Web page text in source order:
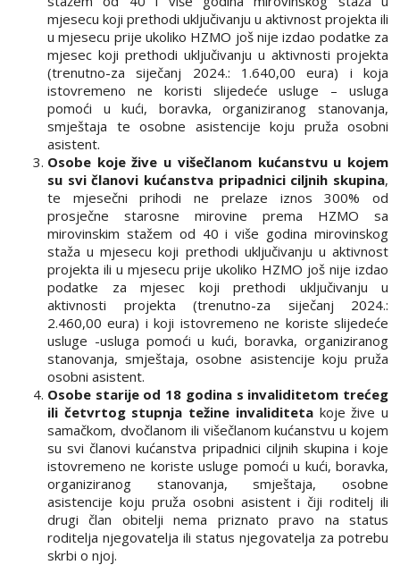
mjesecu koji prethodi uključivanju u aktivnost projekta ili
u mjesecu prije ukoliko HZMO još nije izdao podatke za
mjesec koji prethodi uključivanju u aktivnosti projekta
(trenutno-za siječanj 2024.: 1.640,00 eura) i koja
istovremeno ne koristi slijedeće usluge – usluga
pomoći u kući, boravka, organiziranog stanovanja,
smještaja te osobne asistencije koju pruža osobni
asistent.
Osobe koje žive u višečlanom kućanstvu u kojem
su svi članovi kućanstva pripadnici ciljnih skupina,
te mjesečni prihodi ne prelaze iznos 300% od
prosječne starosne mirovine prema HZMO sa
mirovinskim stažem od 40 i više godina mirovinskog
staža u mjesecu koji prethodi uključivanju u aktivnost
projekta ili u mjesecu prije ukoliko HZMO još nije izdao
podatke za mjesec koji prethodi uključivanju u
aktivnosti projekta (trenutno-za siječanj 2024.:
2.460,00 eura) i koji istovremeno ne koriste slijedeće
usluge -usluga pomoći u kući, boravka, organiziranog
stanovanja, smještaja, osobne asistencije koju pruža
osobni asistent.
Osobe starije od 18 godina s invaliditetom trećeg
ili četvrtog stupnja težine invaliditeta koje žive u
samačkom, dvočlanom ili višečlanom kućanstvu u kojem
su svi članovi kućanstva pripadnici ciljnih skupina i koje
istovremeno ne koriste usluge pomoći u kući, boravka,
organiziranog stanovanja, smještaja, osobne
asistencije koju pruža osobni asistent i čiji roditelj ili
drugi član obitelji nema priznato pravo na status
roditelja njegovatelja ili status njegovatelja za potrebu
skrbi o njoj.